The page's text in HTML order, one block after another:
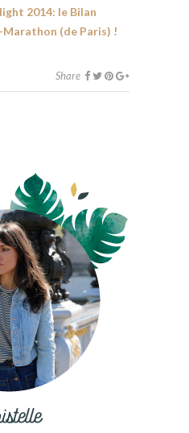
2014: le Bilan
Marathon (de Paris) !
Share